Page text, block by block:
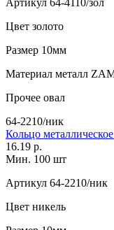
Цвет золото
Размер 10мм
Материал металл
Прочее овал
64-2210/ник
Кольцо
16.19 р.
Мин. 100 шт
Артикул 64-2210/ник
Цвет никель